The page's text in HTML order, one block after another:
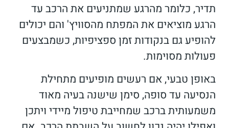
תדיר, כלומר מהרגע שמתניעים את הרכב עד
הרגע מוציאים את המפתח מהסוויץ' והם יכולים
להופיע גם בנקודות זמן ספציפיות, כשמבצעים
פעולות מסוימות.
באופן טבעי, אם רעשים מופיעים מתחילת
הנסיעה עד סופה, סימן שישנה בעיה מאוד
משמעותית ברכב שמחייבת טיפול מיידי ויתכן